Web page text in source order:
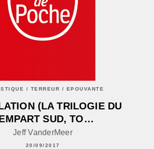
/ TERREUR / EPOUVANTE
(LA TRILOGIE DU
SUD, TO…
Jeff VanderMeer
20/09/2017